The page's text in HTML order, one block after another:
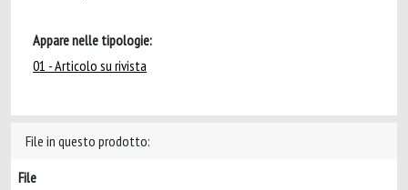
Appare nelle tipologie:
01 - Articolo su rivista
File in questo prodotto:
File